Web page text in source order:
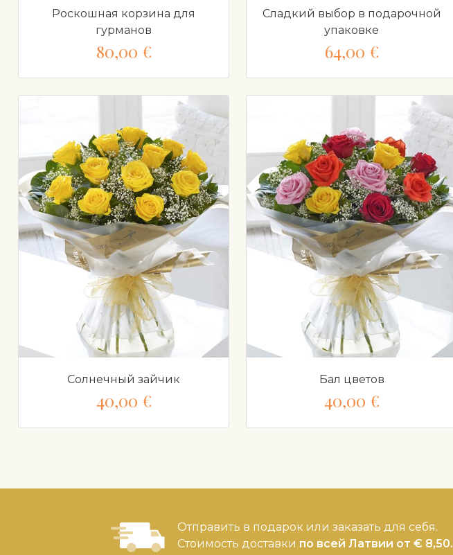
Роскошная корзина для
гурманов
80,00 €
Сладкий выбор в подарочной
упаковке
64,00 €
Солнечный зайчик
40,00 €
Бал цветов
40,00 €
Отправить в подарок или заказать для себя.
Стоимость доставки по всей Латвии от € 8,50.